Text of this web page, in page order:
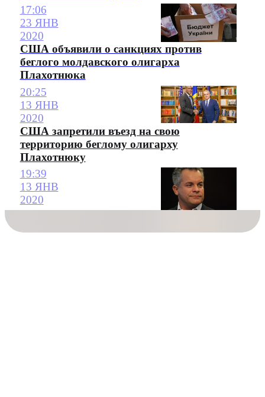
17:06
23 ЯНВ
2020
США объявили о санкциях против
беглого молдавского олигарха
Плахотнюка
20:25
13 ЯНВ
2020
США запретили въезд на свою
территорию беглому олигарху
Плахотнюку
19:39
13 ЯНВ
2020